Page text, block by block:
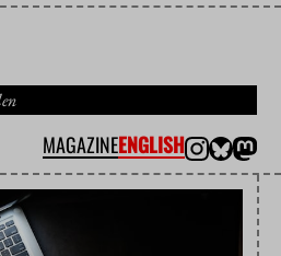
MAGAZINEENGLISH